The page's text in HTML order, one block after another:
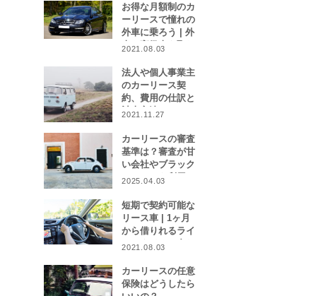
お得な月額制のカ
ーリースで憧れの
外車に乗ろう | 外
車や高級車を取り
者をご紹介！
2021.08.03
法人や個人事業主
のカーリース契
約、費用の仕訳と
計上方法は？
2021.11.27
カーリースの審査
基準は？審査が甘
い会社やブラック
リストでも利用で
2025.04.03
短期で契約可能な
リース車 | 1ヶ月
から借りれるライ
フスタイルに合わ
集
2021.08.03
カーリースの任意
保険はどうしたら